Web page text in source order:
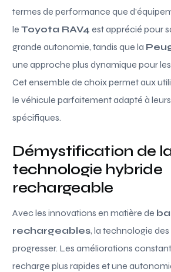
termes de performance que
leToyota RAV4 est apprécié pour
grande autonomie, tandis que la
une approche plus dynamique pour
Cet ensemble de choix permet aux
le véhicule parfaitement adapté à
spécifiques.
Démystification de
technologie hybride
rechargeable
Avec les innovations en matière de
rechargeables, la technologie
progresser. Les améliorations
recharge plus rapides et une